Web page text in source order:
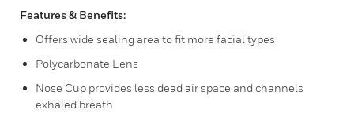
Features & Benefits:
Offers wide sealing area to fit more facial types
Polycarbonate Lens
Nose Cup provides less dead air space and channels
exhaled breath